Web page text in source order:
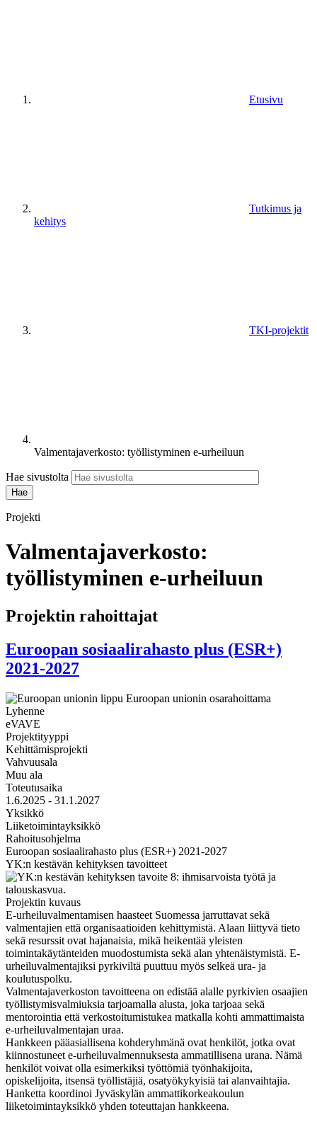
Etusivu
Tutkimus ja
kehitys
TKI-projektit
Valmentajaverkosto: työllistyminen e-urheiluun
Hae sivustolta
Projekti
Valmentajaverkosto:
työllistyminen e-urheiluun
Projektin rahoittajat
Euroopan sosiaalirahasto plus (ESR+)
2021-2027
Lyhenne
eVAVE
Projektityyppi
Kehittämisprojekti
Vahvuusala
Muu ala
Toteutusaika
1.6.2025 - 31.1.2027
Yksikkö
Liiketoimintayksikkö
Rahoitusohjelma
Euroopan sosiaalirahasto plus (ESR+) 2021-2027
YK:n kestävän kehityksen tavoitteet
Projektin kuvaus
E-urheiluvalmentamisen haasteet Suomessa jarruttavat sekä
valmentajien että organisaatioiden kehittymistä. Alaan liittyvä tieto
sekä resurssit ovat hajanaisia, mikä heikentää yleisten
toimintakäytänteiden muodostumista sekä alan yhtenäistymistä. E-
urheiluvalmentajiksi pyrkiviltä puuttuu myös selkeä ura- ja
koulutuspolku.
Valmentajaverkoston tavoitteena on edistää alalle pyrkivien osaajien
työllistymisvalmiuksia tarjoamalla alusta, joka tarjoaa sekä
mentorointia että verkostoitumistukea matkalla kohti ammattimaista
e-urheiluvalmentajan uraa.
Hankkeen pääasiallisena kohderyhmänä ovat henkilöt, jotka ovat
kiinnostuneet e-urheiluvalmennuksesta ammatillisena urana. Nämä
henkilöt voivat olla esimerkiksi työttömiä työnhakijoita,
opiskelijoita, itsensä työllistäjiä, osatyökykyisiä tai alanvaihtajia.
Hanketta koordinoi Jyväskylän ammattikorkeakoulun
liiketoimintayksikkö yhden toteuttajan hankkeena.